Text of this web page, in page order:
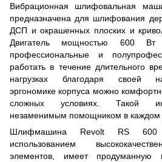
Вибрационная шлифовальная
предназначена для шлифования
ДСП и окрашенных плоских и
Двигатель мощностью 600 Вт
профессиональные и
работать в течение длительного
нагрузках благодаря своей
эргономике корпуса можно
сложных условиях. Такой
незаменимым помощником в каждом
Шлифмашина Revolt RS 600
использованием
элементов, имеет продуманную